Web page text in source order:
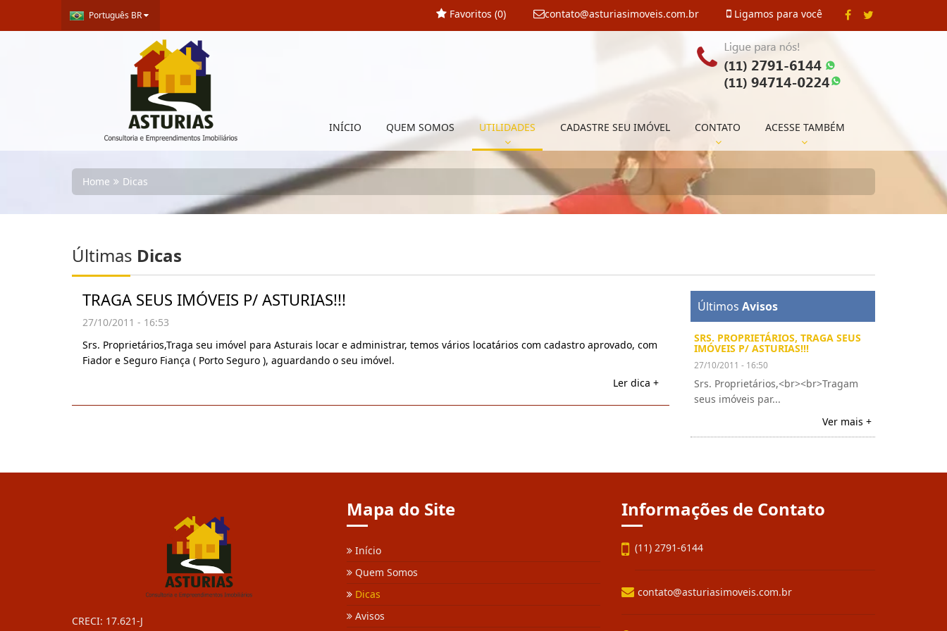
Português BR Ligamos para você
contato@asturiasimoveis.com.br
Favoritos (0)
INÍCIO QUEM SOMOS UTILIDADES CADASTRE SEU IMÓVEL CONTATO ACESSE TAMBÉM
Home Dicas
Últimas Dicas
TRAGA SEUS IMÓVEIS P/ ASTURIAS!!!
27/10/2011 - 16:53
Srs. Proprietários,Traga seu imóvel para Asturais locar e administrar, temos vários locatários com cadastro aprovado, com
Fiador e Seguro Fiança ( Porto Seguro ), aguardando o seu imóvel.
Ler dica +
Últimos Avisos
SRS. PROPRIETÁRIOS, TRAGA SEUS
IMÓVEIS P/ ASTURIAS!!!
27/10/2011 - 16:50
Srs. Proprietários,<br><br>Tragam
seus imóveis par...
Ver mais +
CRECI: 17.621-J
Mapa do Site
Início
Quem Somos
Dicas
Avisos
Informações de Contato
(11) 2791-6144
contato@asturiasimoveis.com.br